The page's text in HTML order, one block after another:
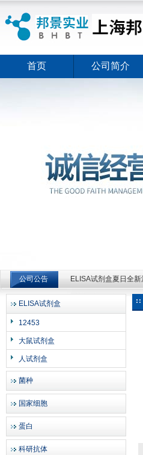
上海邦景实业有限公司
首页 公司简介
公司公告
ELISA试剂盒夏日全
ELISA试剂盒夏日全
ELISA试剂盒
12453
大鼠试剂盒
人试剂盒
菌种
国家细胞
蛋白
科研抗体